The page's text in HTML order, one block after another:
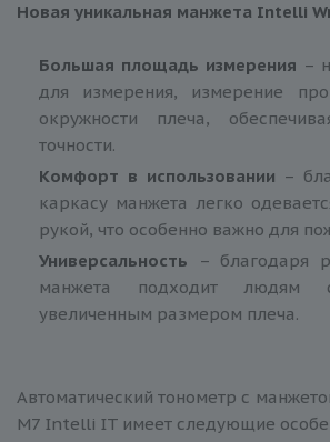
Новая уникальная манжета Intelli
Большая площадь измерения –
для измерения, измерение
окружности плеча,
точности.
Комфорт в использовании –
каркасу манжета легко
рукой, что особенно важно для
Универсальность – благодаря
манжета подходит
увеличенным размером плеча.
Автоматический тонометр с
М7 Intelli IT имеет следующие